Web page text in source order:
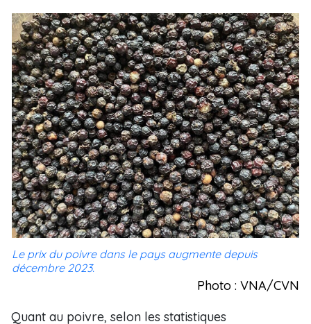
Le prix du poivre dans le pays augmente depuis
décembre 2023.
Photo : VNA/CVN
Quant au poivre, selon les statistiques